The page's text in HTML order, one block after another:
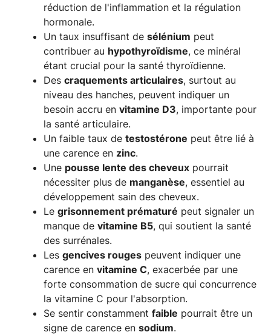
réduction de l'inflammation et la régulation
hormonale.
Un taux insuffisant de sélénium peut
contribuer au hypothyroïdisme, ce minéral
étant crucial pour la santé thyroïdienne.
Des craquements articulaires, surtout au
niveau des hanches, peuvent indiquer un
besoin accru en vitamine D3, importante pour
la santé articulaire.
Un faible taux de testostérone peut être lié à
une carence en zinc.
Une pousse lente des cheveux pourrait
nécessiter plus de manganèse, essentiel au
développement sain des cheveux.
Le grisonnement prématuré peut signaler un
manque de vitamine B5, qui soutient la santé
des surrénales.
Les gencives rouges peuvent indiquer une
carence en vitamine C, exacerbée par une
forte consommation de sucre qui concurrence
la vitamine C pour l'absorption.
Se sentir constamment faible pourrait être un
signe de carence en sodium.